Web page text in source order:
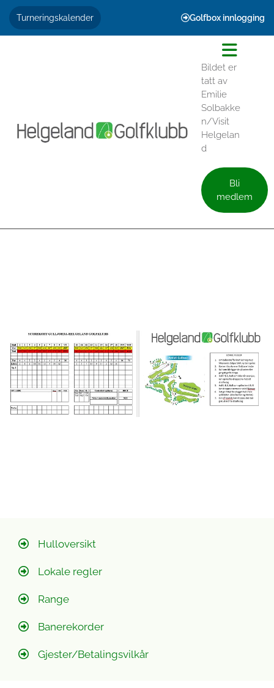
Turneringskalender Golfbox innlogging
Bildet er
tatt av
Emilie
Solbakke
n/Visit
Helgelan
d
Bli
medlem
Hulloversikt
Lokale regler
Range
Banerekorder
Gjester/Betalingsvilkår